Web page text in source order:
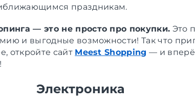
праздникам.
— это не просто про покупки. Это
и выгодные возможности! Так что
откройте сайт Meest Shopping — и
Электроника